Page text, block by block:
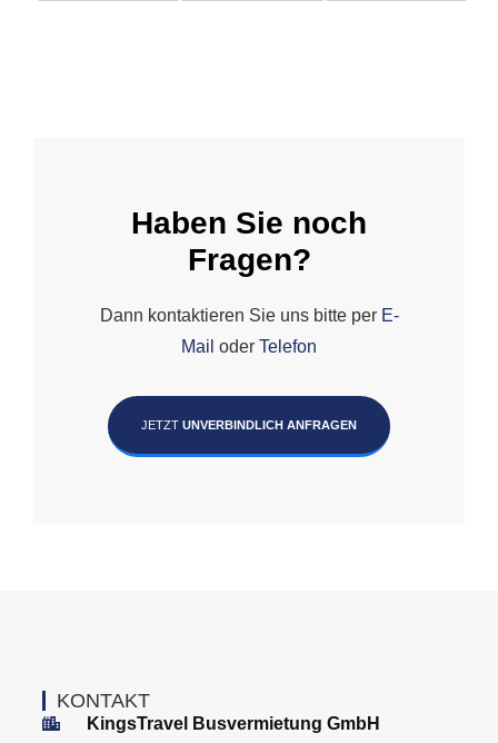
Haben Sie noch
Fragen?
Dann kontaktieren Sie uns bitte per E-
Mail oder Telefon
JETZT UNVERBINDLICH ANFRAGEN
KONTAKT
KingsTravel Busvermietung GmbH